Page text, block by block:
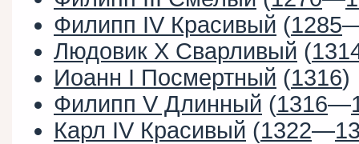
Филипп IV Красивый (1285
Людовик X Сварливый (
Иоанн I Посмертный (1316)
Филипп V Длинный (1316—
Карл IV Красивый (1322—